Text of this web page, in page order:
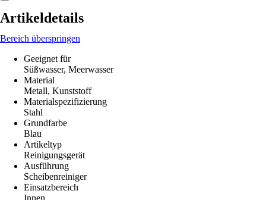
Artikeldetails
Bereich überspringen
Geeignet für
Süßwasser, Meerwasser
Material
Metall, Kunststoff
Materialspezifizierung
Stahl
Grundfarbe
Blau
Artikeltyp
Reinigungsgerät
Ausführung
Scheibenreiniger
Einsatzbereich
Innen